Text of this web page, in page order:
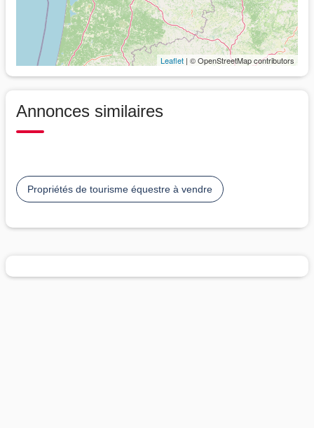
Leaflet | © OpenStreetMap contributors
Annonces similaires
Propriétés de tourisme équestre à vendre